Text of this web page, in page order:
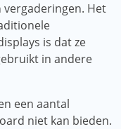
Het
is dat ze
in andere
een aantal
niet kan bieden.